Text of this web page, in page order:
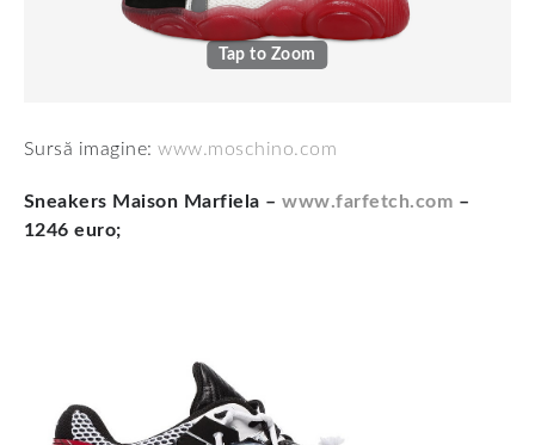
Tap to Zoom
Sursă imagine:www.moschino.com
Sneakers Maison Marfiela –www.farfetch.com –
1246 euro;